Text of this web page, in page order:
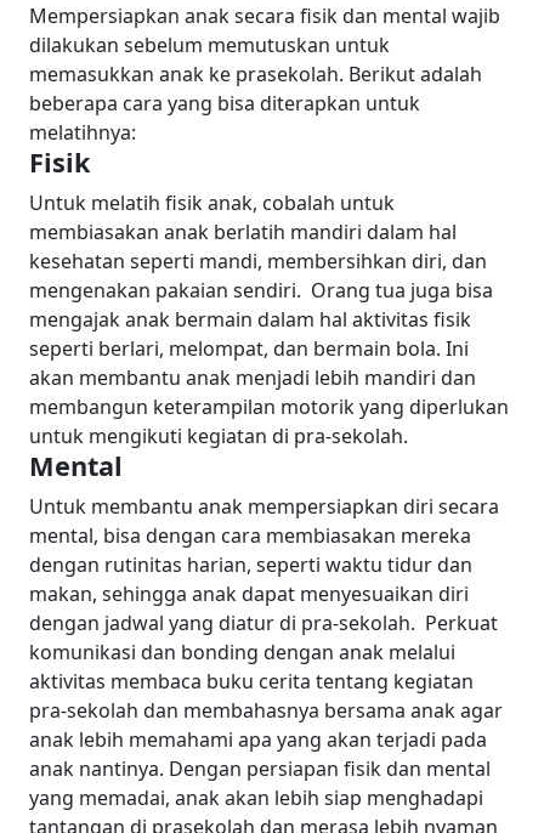
Mempersiapkan anak secara fisik dan mental wajib
dilakukan sebelum memutuskan untuk
memasukkan anak ke prasekolah. Berikut adalah
beberapa cara yang bisa diterapkan untuk
melatihnya:
Fisik
Untuk melatih fisik anak, cobalah untuk
membiasakan anak berlatih mandiri dalam hal
kesehatan seperti mandi, membersihkan diri, dan
mengenakan pakaian sendiri. Orang tua juga bisa
mengajak anak bermain dalam hal aktivitas fisik
seperti berlari, melompat, dan bermain bola. Ini
akan membantu anak menjadi lebih mandiri dan
membangun keterampilan motorik yang diperlukan
untuk mengikuti kegiatan di pra-sekolah.
Mental
Untuk membantu anak mempersiapkan diri secara
mental, bisa dengan cara membiasakan mereka
dengan rutinitas harian, seperti waktu tidur dan
makan, sehingga anak dapat menyesuaikan diri
dengan jadwal yang diatur di pra-sekolah. Perkuat
komunikasi dan bonding dengan anak melalui
aktivitas membaca buku cerita tentang kegiatan
pra-sekolah dan membahasnya bersama anak agar
anak lebih memahami apa yang akan terjadi pada
anak nantinya. Dengan persiapan fisik dan mental
yang memadai, anak akan lebih siap menghadapi
tantangan di prasekolah dan merasa lebih nyaman